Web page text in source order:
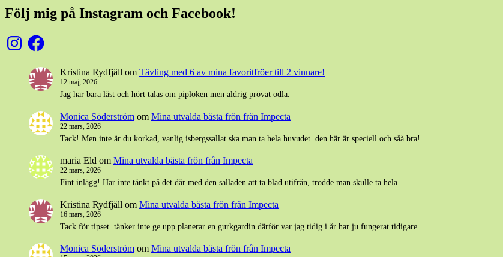
Följ mig på Instagram och Facebook!
InstagramFacebook
Kristina Rydfjäll om Tävling med 6 av mina favoritfröer till 2 vinnare!
12 maj, 2026
Jag har bara läst och hört talas om piplöken men aldrig prövat odla.
Monica Söderström om Mina utvalda bästa frön från Impecta
22 mars, 2026
Tack! Men inte är du korkad, vanlig isbergssallat ska man ta hela huvudet. den här är speciell och såå bra!…
maria Eld om Mina utvalda bästa frön från Impecta
22 mars, 2026
Fint inlägg! Har inte tänkt på det där med den salladen att ta blad utifrån, trodde man skulle ta hela…
Kristina Rydfjäll om Mina utvalda bästa frön från Impecta
16 mars, 2026
Tack för tipset. tänker inte ge upp planerar en gurkgardin därför var jag tidig i år har ju fungerat tidigare…
Monica Söderström om Mina utvalda bästa frön från Impecta